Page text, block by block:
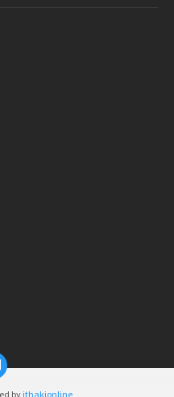
by ithakionline